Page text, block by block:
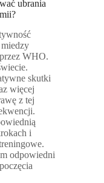
ubrania
miedzy
WHO.
skutki
więcej
z tej
i
odpowiedni